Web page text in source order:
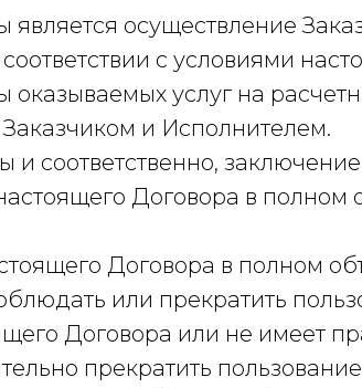
осуществление
с условиями
оказываемых услуг на
и Исполнителем.
соответственно,
Договора в
Договора в полном
или прекратить
Договора или не имеет
прекратить